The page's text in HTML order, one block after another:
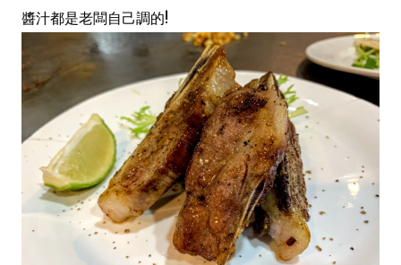
醬汁都是老闆自己調的!